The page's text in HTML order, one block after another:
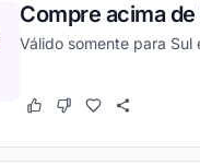
Compre acima
Válido somente para Sul
Este cupom funcionou
Este cupom não